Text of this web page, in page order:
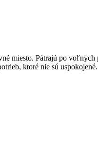
miesto. Pátrajú po
ktoré nie sú